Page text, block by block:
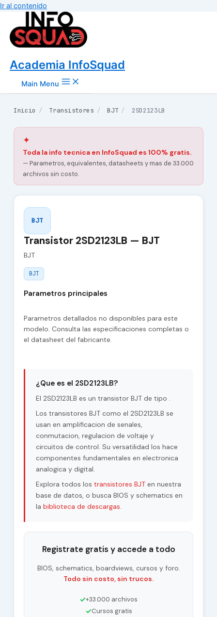
Ir al contenido
Academia InfoSquad
Main Menu
Inicio / Transistores / BJT / 2SD2123LB
✦
Toda la info tecnica en InfoSquad es 100% gratis.
— Parametros, equivalentes, datasheets y mas de 33.000
archivos sin costo.
BJT
Transistor 2SD2123LB — BJT
BJT
BJT
Parametros principales
Parametros detallados no disponibles para este
modelo. Consulta las especificaciones completas o
el datasheet del fabricante.
¿Que es el 2SD2123LB?
El 2SD2123LB es un transistor BJT de tipo .
Los transistores BJT como el 2SD2123LB se
usan en amplificacion de senales,
conmutacion, regulacion de voltaje y
circuitos de control. Su versatilidad los hace
componentes fundamentales en electronica
analogica y digital.
Explora todos los transistores BJTen nuestra
base de datos, o busca BIOS y schematics en
la biblioteca de descargas.
Registrate gratis y accede a todo
BIOS, schematics, boardviews, cursos y foro.
Todo sin costo, sin trucos.
✓+33.000 archivos
✓Cursos gratis